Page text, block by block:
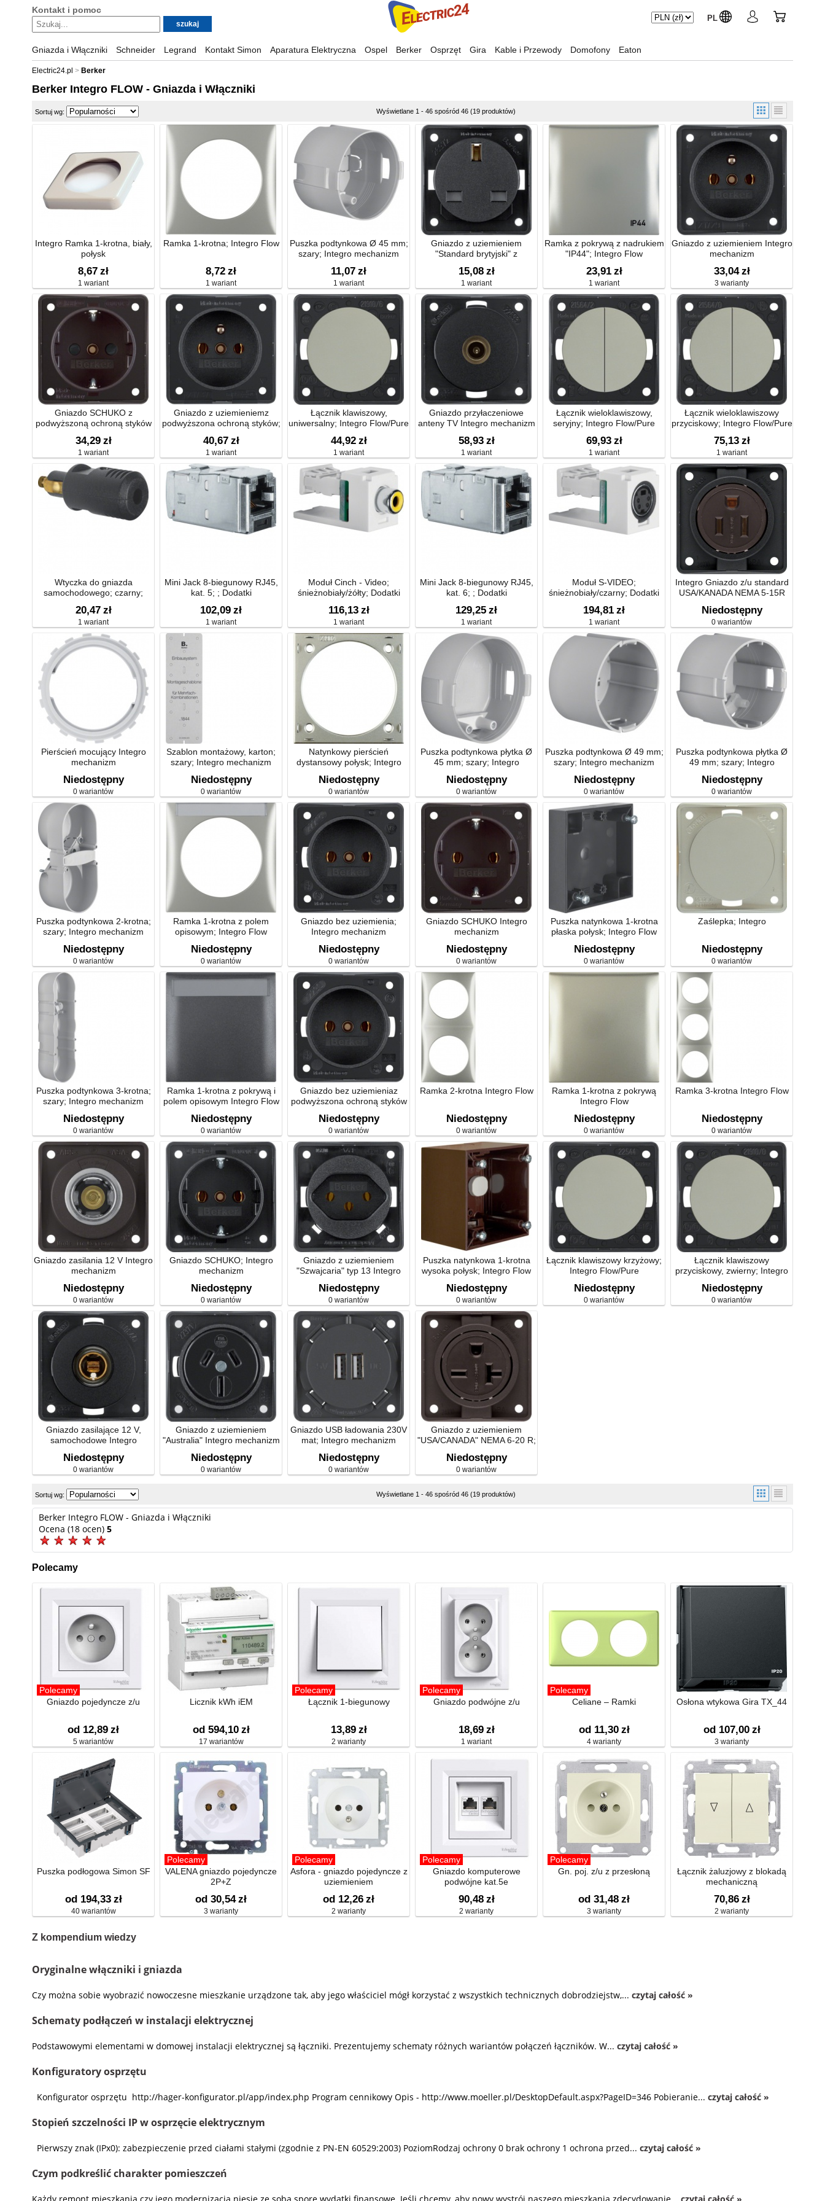
Kontakt i pomoc
PL
Gniazda i Włączniki Schneider Legrand Kontakt Simon Aparatura Elektryczna Ospel Berker Osprzęt Gira Kable i Przewody Domofony Eaton
Electric24.pl Berker
Berker Integro FLOW - Gniazda i Włączniki
Sortuj wg: Wyświetlane 1 - 46 spośród 46 (19 produktów)
Integro Ramka 1-krotna, biały,
połysk
8,67 zł
1 wariant
Ramka 1-krotna; Integro Flow
8,72 zł
1 wariant
Puszka podtynkowa Ø 45 mm;
szary; Integro mechanizm
11,07 zł
1 wariant
Gniazdo z uziemieniem
"Standard brytyjski" z
Integro mechanizm
15,08 zł
1 wariant
Ramka z pokrywą z nadrukiem
"IP44"; Integro Flow
23,91 zł
1 wariant
Gniazdo z uziemieniem Integro
mechanizm
33,04 zł
3 warianty
Gniazdo SCHUKO z
podwyższoną ochroną styków
34,29 zł
1 wariant
Gniazdo z uziemieniemz
podwyższona ochroną styków;
40,67 zł
1 wariant
Łącznik klawiszowy,
uniwersalny; Integro Flow/Pure
44,92 zł
1 wariant
Gniazdo przyłaczeniowe
anteny TV Integro mechanizm
58,93 zł
1 wariant
Łącznik wieloklawiszowy,
seryjny; Integro Flow/Pure
69,93 zł
1 wariant
Łącznik wieloklawiszowy
przyciskowy; Integro Flow/Pure
75,13 zł
1 wariant
Wtyczka do gniazda
samochodowego; czarny;
20,47 zł
1 wariant
Mini Jack 8-biegunowy RJ45,
kat. 5; ; Dodatki
102,09 zł
1 wariant
Moduł Cinch - Video;
śnieżnobiały/żółty; Dodatki
116,13 zł
1 wariant
Mini Jack 8-biegunowy RJ45,
kat. 6; ; Dodatki
129,25 zł
1 wariant
Moduł S-VIDEO;
śnieżnobiały/czarny; Dodatki
194,81 zł
1 wariant
Integro Gniazdo z/u standard
USA/KANADA NEMA 5-15R
Niedostępny
0 wariantów
Pierścień mocujący Integro
mechanizm
Niedostępny
0 wariantów
Szablon montażowy, karton;
szary; Integro mechanizm
Niedostępny
0 wariantów
Natynkowy pierścień
dystansowy połysk; Integro
Niedostępny
0 wariantów
Puszka podtynkowa płytka Ø
45 mm; szary; Integro
Niedostępny
0 wariantów
Puszka podtynkowa Ø 49 mm;
szary; Integro mechanizm
Niedostępny
0 wariantów
Puszka podtynkowa płytka Ø
49 mm; szary; Integro
Niedostępny
0 wariantów
Puszka podtynkowa 2-krotna;
szary; Integro mechanizm
Niedostępny
0 wariantów
Ramka 1-krotna z polem
opisowym; Integro Flow
Niedostępny
0 wariantów
Gniazdo bez uziemienia;
Integro mechanizm
Niedostępny
0 wariantów
Gniazdo SCHUKO Integro
mechanizm
Niedostępny
0 wariantów
Puszka natynkowa 1-krotna
płaska połysk; Integro Flow
Niedostępny
0 wariantów
Zaślepka; Integro
Niedostępny
0 wariantów
Puszka podtynkowa 3-krotna;
szary; Integro mechanizm
Niedostępny
0 wariantów
Ramka 1-krotna z pokrywą i
polem opisowym Integro Flow
Niedostępny
0 wariantów
Gniazdo bez uziemieniaz
podwyższona ochroną styków
Niedostępny
0 wariantów
Ramka 2-krotna Integro Flow
Niedostępny
0 wariantów
Ramka 1-krotna z pokrywą
Integro Flow
Niedostępny
0 wariantów
Ramka 3-krotna Integro Flow
Niedostępny
0 wariantów
Gniazdo zasilania 12 V Integro
mechanizm
Niedostępny
0 wariantów
Gniazdo SCHUKO; Integro
mechanizm
Niedostępny
0 wariantów
Gniazdo z uziemieniem
"Szwajcaria" typ 13 Integro
Niedostępny
0 wariantów
Puszka natynkowa 1-krotna
wysoka połysk; Integro Flow
Niedostępny
0 wariantów
Łącznik klawiszowy krzyżowy;
Integro Flow/Pure
Niedostępny
0 wariantów
Łącznik klawiszowy
przyciskowy, zwierny; Integro
Niedostępny
0 wariantów
Gniazdo zasilające 12 V,
samochodowe Integro
Niedostępny
0 wariantów
Gniazdo z uziemieniem
"Australia" Integro mechanizm
Niedostępny
0 wariantów
Gniazdo USB ładowania 230V
mat; Integro mechanizm
Niedostępny
0 wariantów
Gniazdo z uziemieniem
"USA/CANADA" NEMA 6-20 R;
Niedostępny
0 wariantów
Sortuj wg: Wyświetlane 1 - 46 spośród 46 (19 produktów)
Berker Integro FLOW - Gniazda i Włączniki
Ocena (18 ocen) 5
Polecamy
Polecamy
Gniazdo pojedyncze z/u
od 12,89 zł
5 wariantów
Licznik kWh iEM
od 594,10 zł
17 wariantów
Polecamy
Łącznik 1-biegunowy
13,89 zł
2 warianty
Polecamy
Gniazdo podwójne z/u
18,69 zł
1 wariant
Polecamy
Celiane – Ramki
od 11,30 zł
4 warianty
Osłona wtykowa Gira TX_44
od 107,00 zł
3 warianty
Puszka podłogowa Simon SF
od 194,33 zł
40 wariantów
Polecamy
VALENA gniazdo pojedyncze
2P+Z
od 30,54 zł
3 warianty
Polecamy
Asfora - gniazdo pojedyncze z
uziemieniem
od 12,26 zł
2 warianty
Polecamy
Gniazdo komputerowe
podwójne kat.5e
90,48 zł
2 warianty
Polecamy
Gn. poj. z/u z przesłoną
od 31,48 zł
3 warianty
Łącznik żaluzjowy z blokadą
mechaniczną
70,86 zł
2 warianty
Z kompendium wiedzy
Oryginalne włączniki i gniazda
Czy można sobie wyobrazić nowoczesne mieszkanie urządzone tak, aby jego właściciel mógł korzystać z wszystkich technicznych dobrodziejstw,... czytaj całość »
Schematy podłączeń w instalacji elektrycznej
Podstawowymi elementami w domowej instalacji elektrycznej są łączniki. Prezentujemy schematy różnych wariantów połączeń łączników. W... czytaj całość »
Konfiguratory osprzętu
Konfigurator osprzętu http://hager-konfigurator.pl/app/index.php Program cennikowy Opis - http://www.moeller.pl/DesktopDefault.aspx?PageID=346 Pobieranie... czytaj całość »
Stopień szczelności IP w osprzęcie elektrycznym
Pierwszy znak (IPx0): zabezpieczenie przed ciałami stałymi (zgodnie z PN-EN 60529:2003) PoziomRodzaj ochrony 0 brak ochrony 1 ochrona przed... czytaj całość »
Czym podkreślić charakter pomieszczeń